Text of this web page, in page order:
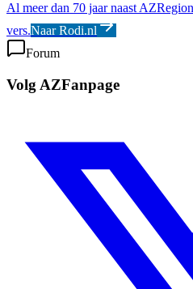
Al meer dan 70 jaar naast AZ
vers.Naar Rodi.nl
Forum
Volg AZFanpage